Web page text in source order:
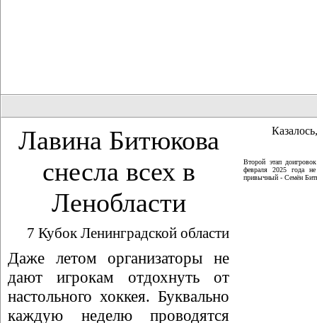
Лавина Битюкова
снесла всех в
Ленобласти
7 Кубок Ленинградской области
Даже летом организаторы не
дают игрокам отдохнуть от
настольного хоккея. Буквально
каждую неделю проводятся
Второй этап
февраля 2025 года
привычный - Семён